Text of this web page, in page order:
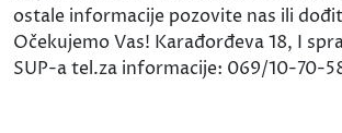
ostale informacije pozovite nas ili
Očekujemo Vas! Karađorđeva 18, I
SUP-a tel.za informacije: 069/10-70-